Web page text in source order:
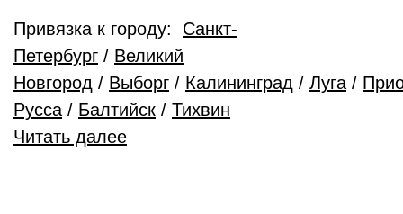
Привязка к городу: Санкт-
Петербург / Великий
Новгород / Выборг / Калининград / Луга /
Русса / Балтийск / Тихвин
Читать далее